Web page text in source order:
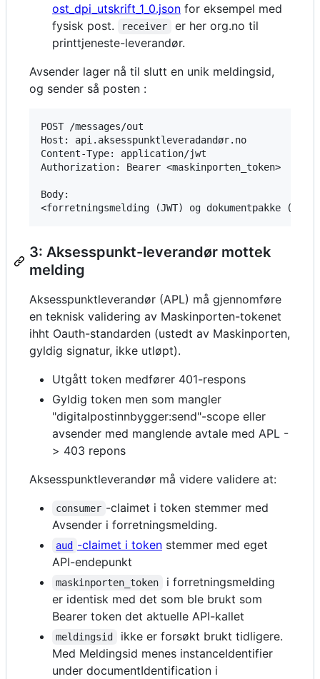
ost_dpi_utskrift_1_0.json for eksempel med
fysisk post.
receiver
er her org.no til
printtjeneste-leverandør.
Avsender lager nå til slutt en unik meldingsid,
og sender så posten :
POST /messages/out
Host: api.aksesspunktleveradandør.no
Content-Type: application/jwt
Authorization: Bearer <maskinporten_token>
Body:
3: Aksesspunkt-leverandør mottek
melding
Aksesspunktleverandør (APL) må gjennomføre
en teknisk validering av Maskinporten-tokenet
ihht Oauth-standarden (ustedt av Maskinporten,
gyldig signatur, ikke utløpt).
Utgått token medfører 401-respons
Gyldig token men som mangler
"digitalpostinnbygger:send"-scope eller
avsender med manglende avtale med APL -
> 403 repons
Aksesspunktleverandør må videre validere at:
consumer -claimet i token stemmer med
Avsender i forretningsmelding.
aud -claimet i tokenstemmer med eget
API-endepunkt
maskinporten_token
i forretningsmelding
er identisk med det som ble brukt som
Bearer token det aktuelle API-kallet
meldingsid
ikke er forsøkt brukt tidligere.
Med Meldingsid menes instanceIdentifier
under documentIdentification i